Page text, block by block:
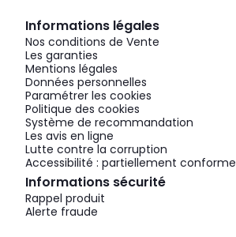
Informations légales
Nos conditions de Vente
Les garanties
Mentions légales
Données personnelles
Paramétrer les cookies
Politique des cookies
Système de recommandation
Les avis en ligne
Lutte contre la corruption
Accessibilité : partiellement conforme
Informations sécurité
Rappel produit
Alerte fraude